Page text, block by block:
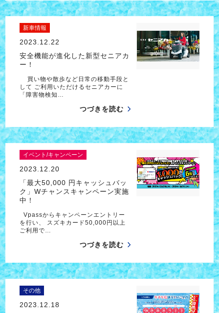
新車情報
2023.12.22
安全機能が進化した新型セニアカ
ー！
買い物や散歩など日常の移動手段と
して ご利用いただけるセニアカーに
「障害物検知…
つづきを読む
イベント/キャンペーン
2023.12.20
「最大50,000 円キャッシュバッ
ク」Wチャンスキャンペーン実施
中！
Vpassからキャンペーンエントリー
を行い、 スズキカード50,000円以上
ご利用で…
つづきを読む
その他
2023.12.18